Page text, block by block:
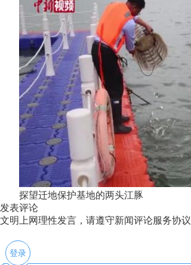
探望迁地保护基地的两头江豚
发表评论
文明上网理性发言，请遵守新闻评论服务协议
登录